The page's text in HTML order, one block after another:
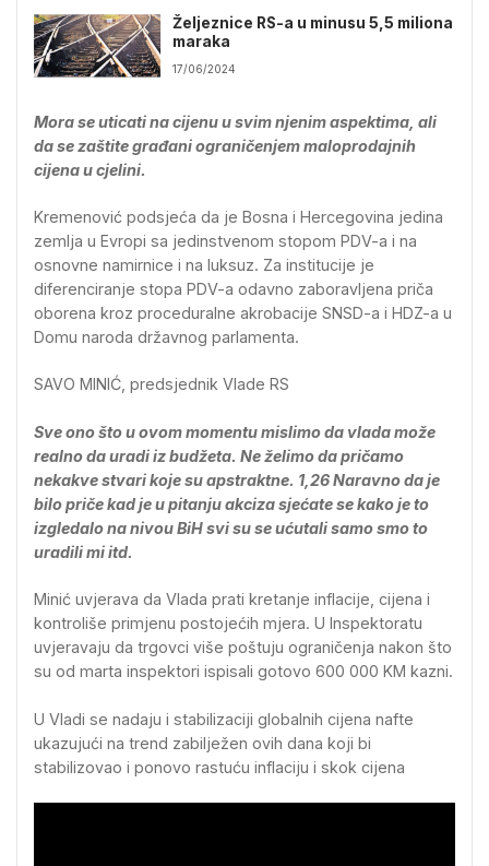
Željeznice RS-a u minusu 5,5 miliona
maraka
17/06/2024
Mora se uticati na cijenu u svim njenim aspektima, ali
da se zaštite građani ograničenjem maloprodajnih
cijena u cjelini.
Kremenović podsjeća da je Bosna i Hercegovina jedina
zemlja u Evropi sa jedinstvenom stopom PDV-a i na
osnovne namirnice i na luksuz. Za institucije je
diferenciranje stopa PDV-a odavno zaboravljena priča
oborena kroz proceduralne akrobacije SNSD-a i HDZ-a u
Domu naroda državnog parlamenta.
SAVO MINIĆ, predsjednik Vlade RS
Sve ono što u ovom momentu mislimo da vlada može
realno da uradi iz budžeta. Ne želimo da pričamo
nekakve stvari koje su apstraktne. 1,26 Naravno da je
bilo priče kad je u pitanju akciza sjećate se kako je to
izgledalo na nivou BiH svi su se ućutali samo smo to
uradili mi itd.
Minić uvjerava da Vlada prati kretanje inflacije, cijena i
kontroliše primjenu postojećih mjera. U Inspektoratu
uvjeravaju da trgovci više poštuju ograničenja nakon što
su od marta inspektori ispisali gotovo 600 000 KM kazni.
U Vladi se nadaju i stabilizaciji globalnih cijena nafte
ukazujući na trend zabilježen ovih dana koji bi
stabilizovao i ponovo rastuću inflaciju i skok cijena